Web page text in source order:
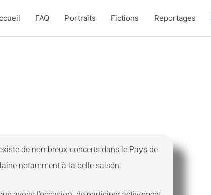
FAQ Portraits Fictions Reportages
existe de nombreux concerts dans le Pays de
notamment à la belle saison.